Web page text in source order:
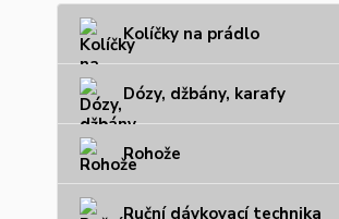
Kolíčky na prádlo
Dózy, džbány, karafy
Rohože
Ruční dávkovací technika